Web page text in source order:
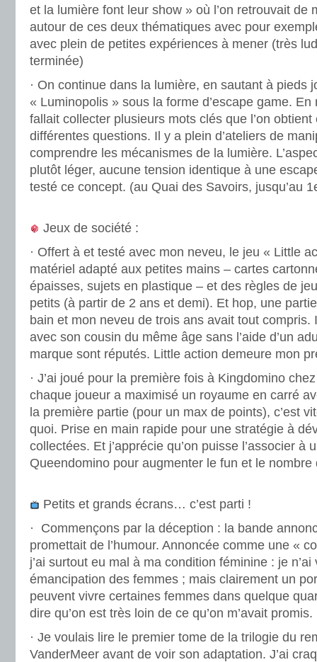
et la lumière font leur show » où l’on retrouvait de
autour de ces deux thématiques avec pour
avec plein de petites expériences à mener (très
terminée)
· On continue dans la lumière, en sautant à pieds
« Luminopolis » sous la forme d’escape game.
fallait collecter plusieurs mots clés que l’on
différentes questions. Il y a plein d’ateliers de
comprendre les mécanismes de la lumière.
plutôt léger, aucune tension identique à une
testé ce concept. (au Quai des Savoirs, jusqu’au
Jeux de société :
· Offert à et testé avec mon neveu, le jeu « Little
matériel adapté aux petites mains – cartes
épaisses, sujets en plastique – et des règles de
petits (à partir de 2 ans et demi). Et hop, une
bain et mon neveu de trois ans avait tout compris.
avec son cousin du même âge sans l’aide d’un
marque sont réputés. Little action demeure mon
· J’ai joué pour la première fois à Kingdomino
chaque joueur a maximisé un royaume en carré
la première partie (pour un max de points), c’est
quoi. Prise en main rapide pour une stratégie à
collectées. Et j’apprécie qu’on puisse l’associer à
Queendomino pour augmenter le fun et le
Petits et grands écrans… c’est parti !
· Commençons par la déception : la bande
promettait de l’humour. Annoncée comme une «
j’ai surtout eu mal à ma condition féminine : je
émancipation des femmes ; mais clairement un
peuvent vivre certaines femmes dans quelque
dire qu’on est très loin de ce qu’on m’avait promis.
· Je voulais lire le premier tome de la trilogie du
VanderMeer avant de voir son adaptation. J’ai